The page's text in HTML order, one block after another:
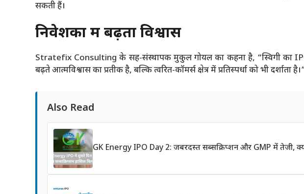
सकती हैं।
निवेशकों में बढ़ता विश्वास
Stratefix Consulting के सह-संस्थापक मुकुल गोयल का कहना है, “स्विगी का
बढ़ते आत्मविश्वास का प्रतीक है, बल्कि त्वरित-कॉमर्स क्षेत्र में प्रतिस्पर्धा को भी दर्शाता
Also Read
GK Energy IPO Day 2: जबरदस्त सब्सक्रिप्शन और GMP में तेजी,